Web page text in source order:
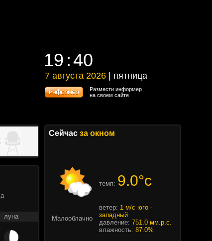
19 40
19 40
7 августа 2026 | пятница
7 августа 2026 | пятница
Размести информер
на своем сайте
луна
Сейчас за окном
темп: 9.0°c
Малооблачно
ветер: 1 м/с юго -
западный
давление: 751.0 мм.р.с.
влажность: 87.0%